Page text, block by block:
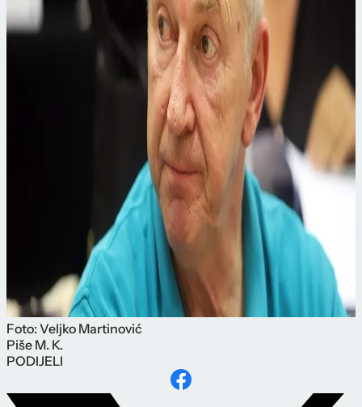
Foto: Veljko Martinović
Piše M. K.
PODIJELI